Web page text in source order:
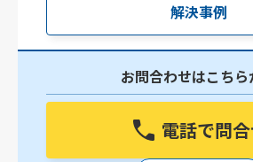
解決事例
お問合わせはこちら
電話で問